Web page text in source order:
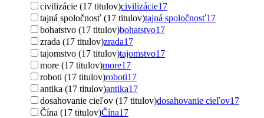
civilizácie (17 titulov)civilizácie17
tajná spoločnosť (17 titulov)tajná spoločnosť17
bohatstvo (17 titulov)bohatstvo17
zrada (17 titulov)zrada17
tajomstvo (17 titulov)tajomstvo17
more (17 titulov)more17
roboti (17 titulov)roboti17
antika (17 titulov)antika17
dosahovanie cieľov (17 titulov)dosahovanie cieľov17
Čína (17 titulov)Čína17